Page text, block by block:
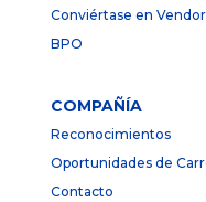
Conviértase en Vendor
BPO
COMPAÑÍA
Reconocimientos
Oportunidades de
Contacto